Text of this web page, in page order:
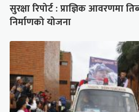
सुरक्षा रिपोर्ट : प्राज्ञिक आवरणमा
निर्माणको योजना